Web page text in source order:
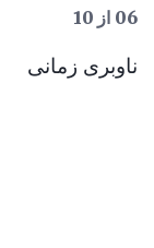
06 از 10
ناوبری زمانی